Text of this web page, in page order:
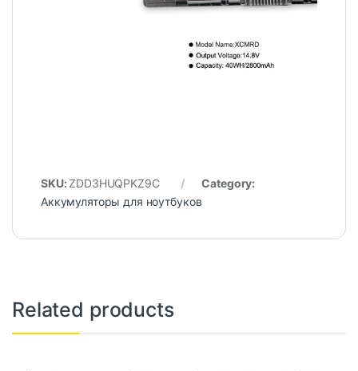
SKU:ZDD3HUQPKZ9C
Category:
Аккумуляторы для ноутбуков
Related products